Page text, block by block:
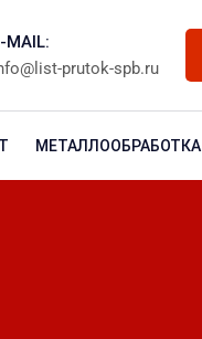
MAIL:
prutok-spb.ru
МЕТАЛЛООБРАБОТКА